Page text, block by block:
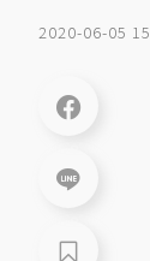
2020-06-05